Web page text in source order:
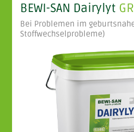
BEWI-SAN Dairylyt
Bei Problemen im
Stoffwechselprobleme)